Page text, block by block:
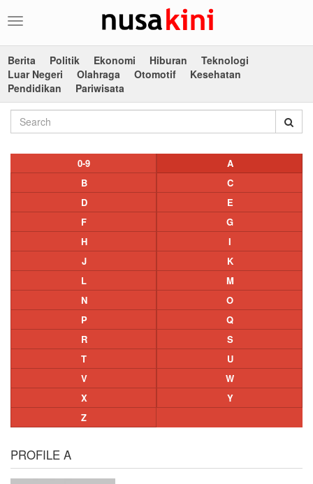
Toggle
Berita
Politik Ekonomi Hiburan
Teknologi
Luar Negeri
Olahraga Otomotif
Kesehatan
Pendidikan
Pariwisata
0-9
A
B
C
D
E
F
G
H
I
J
K
L
M
N
O
P
Q
R
S
T
U
V
W
X
Y
Z
PROFILE A